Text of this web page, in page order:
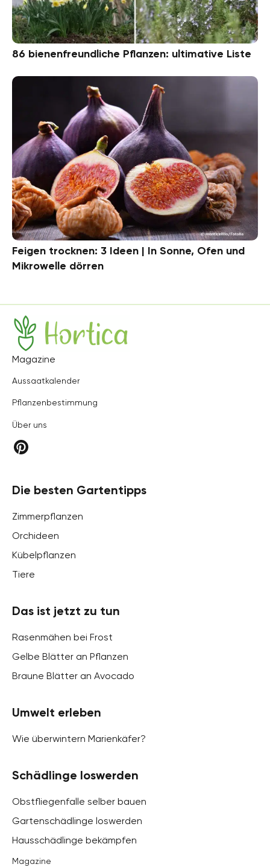
86 bienenfreundliche Pflanzen: ultimative Liste
Feigen trocknen: 3 Ideen | In Sonne, Ofen und
Mikrowelle dörren
Hortica
Magazine
Aussaatkalender
Pflanzenbestimmung
Über uns
Die besten Gartentipps
Zimmerpflanzen
Orchideen
Kübelpflanzen
Tiere
Das ist jetzt zu tun
Rasenmähen bei Frost
Gelbe Blätter an Pflanzen
Braune Blätter an Avocado
Umwelt erleben
Wie überwintern Marienkäfer?
Schädlinge loswerden
Obstfliegenfalle selber bauen
Gartenschädlinge loswerden
Hausschädlinge bekämpfen
Magazine